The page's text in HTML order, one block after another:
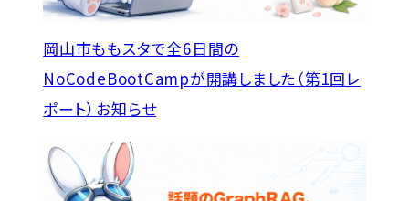
岡山市ももスタで全6日間の
NoCodeBootCampが開講しました（第1回レ
ポート） お知らせ